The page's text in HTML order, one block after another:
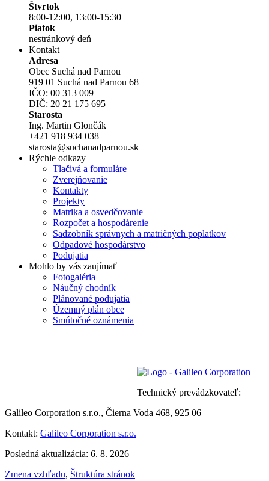
Štvrtok
8:00-12:00, 13:00-15:30
Piatok
nestránkový deň
Kontakt
Adresa
Obec Suchá nad Parnou
919 01 Suchá nad Parnou 68
IČO: 00 313 009
DIČ: 20 21 175 695
Starosta
Ing. Martin Glončák
+421 918 934 038
starosta@suchanadparnou.sk
Rýchle odkazy
Tlačivá a formuláre
Zverejňovanie
Kontakty
Projekty
Matrika a osvedčovanie
Rozpočet a hospodárenie
Sadzobník správnych a matričných poplatkov
Odpadové hospodárstvo
Podujatia
Mohlo by vás zaujímať
Fotogaléria
Náučný chodník
Plánované podujatia
Územný plán obce
Smútočné oznámenia
Technický prevádzkovateľ:
Galileo Corporation s.r.o., Čierna Voda 468, 925 06
Kontakt: Galileo Corporation s.r.o.
Posledná aktualizácia: 6. 8. 2026
Zmena vzhľadu, Štruktúra stránok